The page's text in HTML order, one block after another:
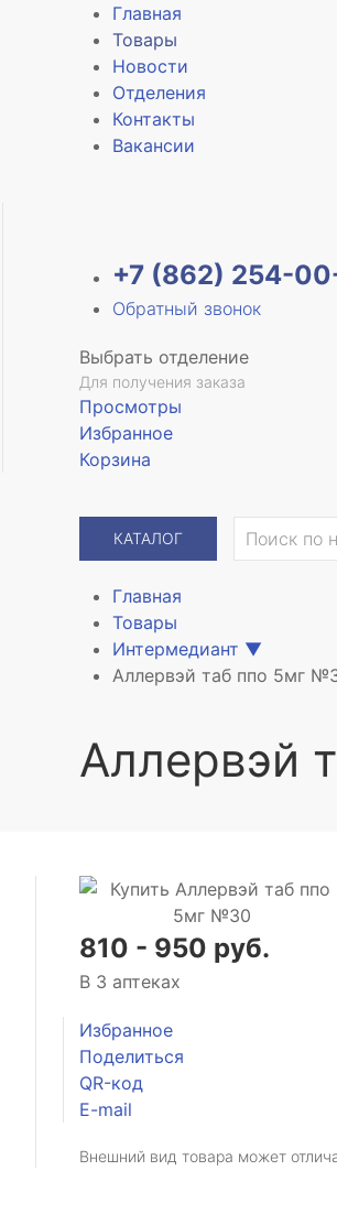
Главная
Товары
Новости
Отделения
Контакты
Вакансии
+7 (862) 254-
Обратный звонок
Выбрать отделение
Для получения заказа
Просмотры
Избранное
Корзина
КАТАЛОГ
Главная
Товары
Интермедиант ▼
Аллервэй таб ппо 5мг
Аллервэй
810 - 950 руб.
В 3 аптеках
Избранное
Поделиться
QR-код
E-mail
Внешний вид товара может